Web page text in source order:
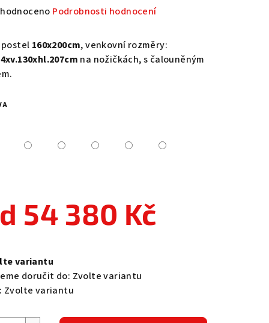
Podrobnosti hodnocení
postel 160x200cm, venkovní rozměry:
na nožičkách, s čalouněným
54 380 Kč
variantu
doručit do: Zvolte variantu
Zvolte variantu